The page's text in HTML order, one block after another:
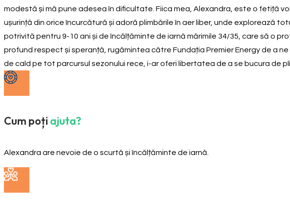
modestă și mă pune adesea în dificultate. Fiica mea, Alexandra, este o fetiță
ușurință din orice încurcătură și adoră plimbările în aer liber, unde explorează
potrivită pentru 9-10 ani și de încălțăminte de iarnă mărimile 34/35, care să o
profund respect și speranță, rugămintea către Fundația Premier Energy de a
de cald pe tot parcursul sezonului rece, i-ar oferi libertatea de a se bucura de
Cum poți ajuta?
Alexandra are nevoie de o scurtă și încălțăminte de iarnă.